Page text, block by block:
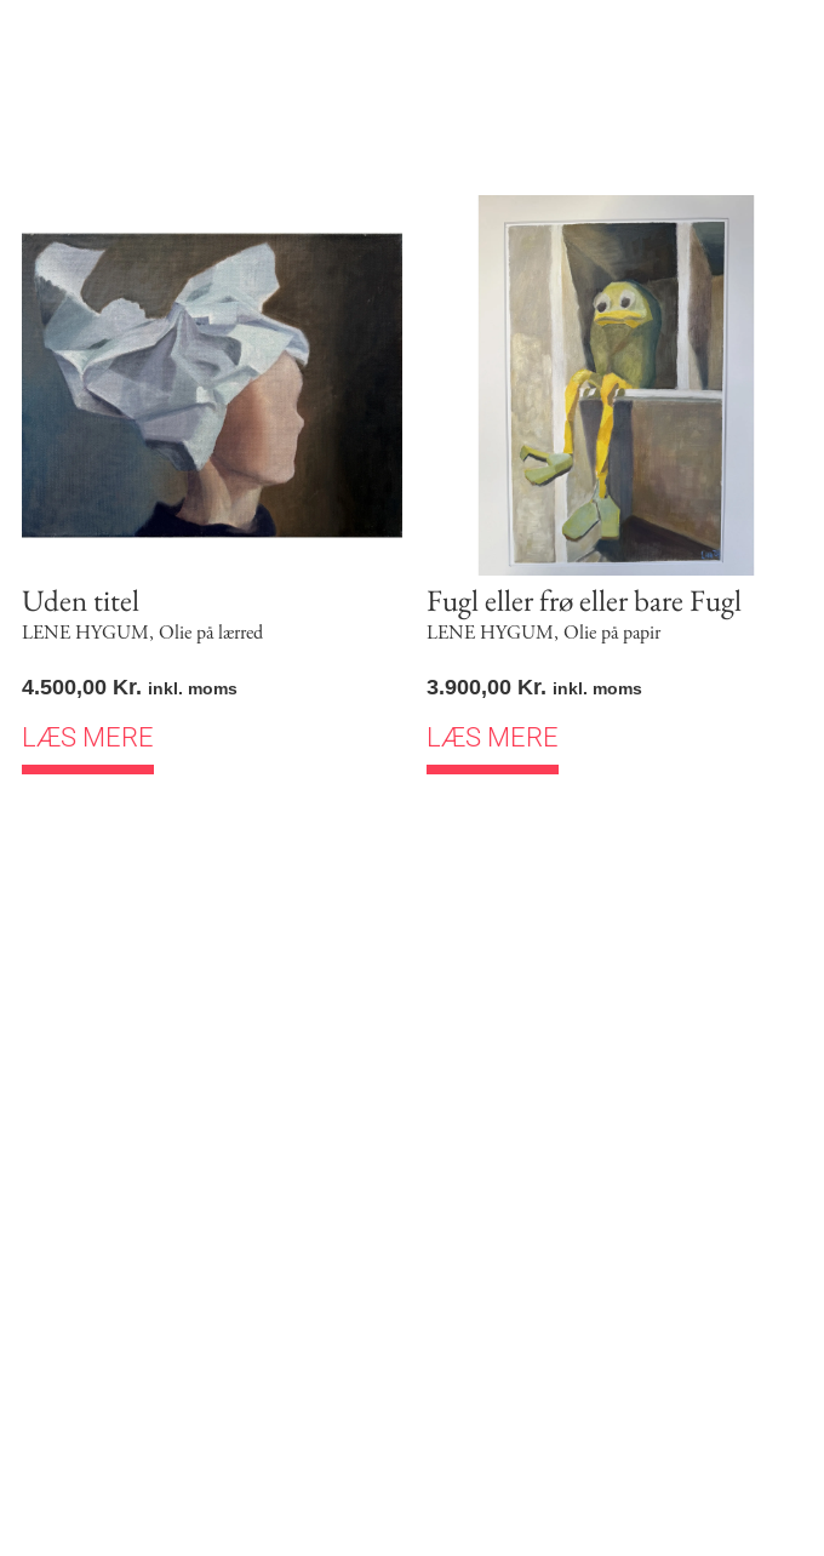
Uden titel
LENE HYGUM, Olie på lærred
4.500,00 Kr. inkl. moms
LÆS MERE
Fugl eller frø eller bare Fugl
LENE HYGUM, Olie på papir
3.900,00 Kr. inkl. moms
LÆS MERE